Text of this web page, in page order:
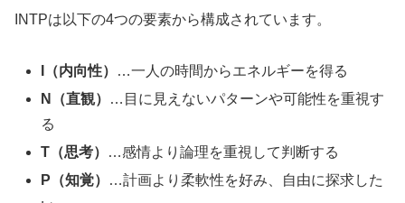
INTPは以下の4つの要素から構成されています。
I（内向性）
…一人の時間からエネルギーを得る
N（直観）
…目に見えないパターンや可能性を重視す
る
T（思考）
…感情より論理を重視して判断する
P（知覚）
…計画より柔軟性を好み、自由に探求した